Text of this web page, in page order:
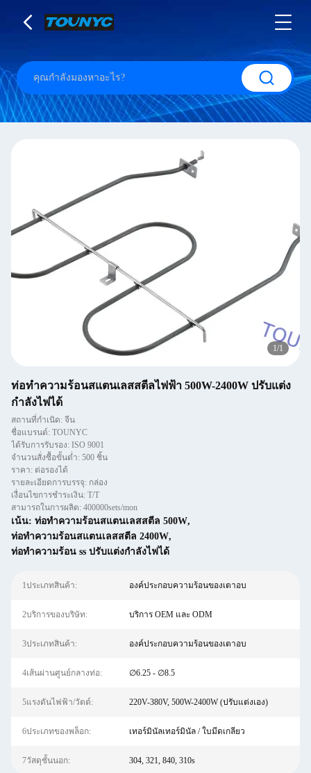
1/1
ท่อทำความร้อนสแตนเลสสตีลไฟฟ้า 500W-2400W ปรับแต่ง
กำลังไฟได้
สถานที่กำเนิด: จีน
ชื่อแบรนด์: TOUNYC
ได้รับการรับรอง: ISO 9001
จำนวนสั่งซื้อขั้นต่ำ: 500 ชิ้น
ราคา: ต่อรองได้
รายละเอียดการบรรจุ: กล่อง
เงื่อนไขการชำระเงิน: T/T
สามารถในการผลิต: 400000sets/mon
เน้น: ท่อทำความร้อนสแตนเลสสตีล 500W,
ท่อทำความร้อนสแตนเลสสตีล 2400W,
ท่อทำความร้อน ss ปรับแต่งกำลังไฟได้
1ประเภทสินค้า: องค์ประกอบความร้อนของเตาอบ
2บริการของบริษัท: บริการ OEM และ ODM
3ประเภทสินค้า: องค์ประกอบความร้อนของเตาอบ
4เส้นผ่านศูนย์กลางท่อ: ∅6.25 - ∅8.5
5แรงดันไฟฟ้า/วัตต์: 220V-380V, 500W-2400W (ปรับแต่งเอง)
6ประเภทของพล็อก: เทอร์มินัลเทอร์มินัล / ใบมีดเกลียว
7วัสดุชั้นนอก: 304, 321, 840, 310s